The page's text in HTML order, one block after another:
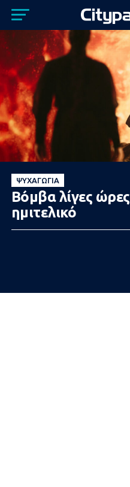
ΨΥΧΑΓΩΓΊΑ
Bóμβα λίγες
ημιτελικό